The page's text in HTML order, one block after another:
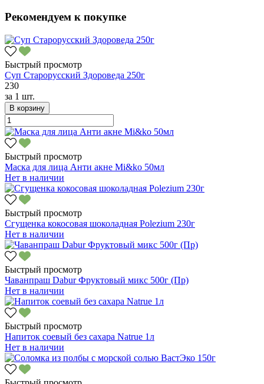
Рекомендуем к покупке
Быстрый просмотр
Суп Старорусский Здороведа 250г
230
за 1 шт.
В корзину
Быстрый просмотр
Маска для лица Анти акне Mi&ko 50мл
Нет в наличии
Быстрый просмотр
Сгущенка кокосовая шоколадная Polezium 230г
Нет в наличии
Быстрый просмотр
Чаванпраш Dabur Фруктовый микс 500г (Пр)
Нет в наличии
Быстрый просмотр
Напиток соевый без сахара Natrue 1л
Нет в наличии